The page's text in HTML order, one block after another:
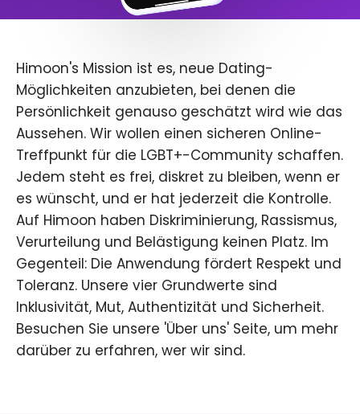
Himoon's Mission ist es, neue Dating-
Möglichkeiten anzubieten, bei denen die
Persönlichkeit genauso geschätzt wird wie das
Aussehen. Wir wollen einen sicheren Online-
Treffpunkt für die LGBT+-Community schaffen.
Jedem steht es frei, diskret zu bleiben, wenn er
es wünscht, und er hat jederzeit die Kontrolle.
Auf Himoon haben Diskriminierung, Rassismus,
Verurteilung und Belästigung keinen Platz. Im
Gegenteil: Die Anwendung fördert Respekt und
Toleranz. Unsere vier Grundwerte sind
Inklusivität, Mut, Authentizität und Sicherheit.
Besuchen Sie unsere 'Über uns' Seite, um mehr
darüber zu erfahren, wer wir sind.